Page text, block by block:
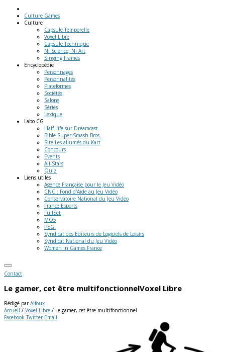
Culture Games
Culture
Capsule Temporelle
Voxel Libre
Capsule Technique
Ni Science, Ni Art
Singing Frames
Encyclopédie
Personnages
Personnalités
Plateformes
Sociétés
Salons
Séries
Lexique
Labo CG
Half Life sur Dreamcast
Bible Super Smash Bros.
Site Les allumés du Kart
Concours
Events
All-Stars
Quiz
Liens utiles
Agence Française pour le Jeu Vidéo
CNC : Fond d'Aide au Jeu Vidéo
Conservatoire National du Jeu Vidéo
France Esports
FullSet
MO5
PEGI
Syndicat des Editeurs de Logiciels de Loisirs
Syndicat National du Jeu Vidéo
Women in Games France
Contact
Le gamer, cet être multifonctionnelVoxel Libre
Rédigé parAlfoux
Accueil / Voxel Libre / Le gamer, cet être multifonctionnel
Facebook Twitter Email